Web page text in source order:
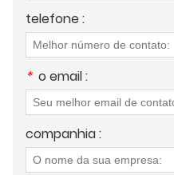
telefone :
* o email :
companhia :